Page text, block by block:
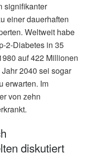
signifikanter
einer dauerhaften
Weltweit habe
2-Diabetes in 35
auf 422 Millionen
2040 sei sogar
erwarten. Im
von zehn
diskutiert